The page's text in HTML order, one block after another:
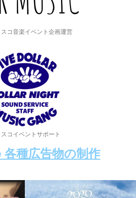
スコ音楽イベント企画運営
コイベントサポート
各種広告物の制作